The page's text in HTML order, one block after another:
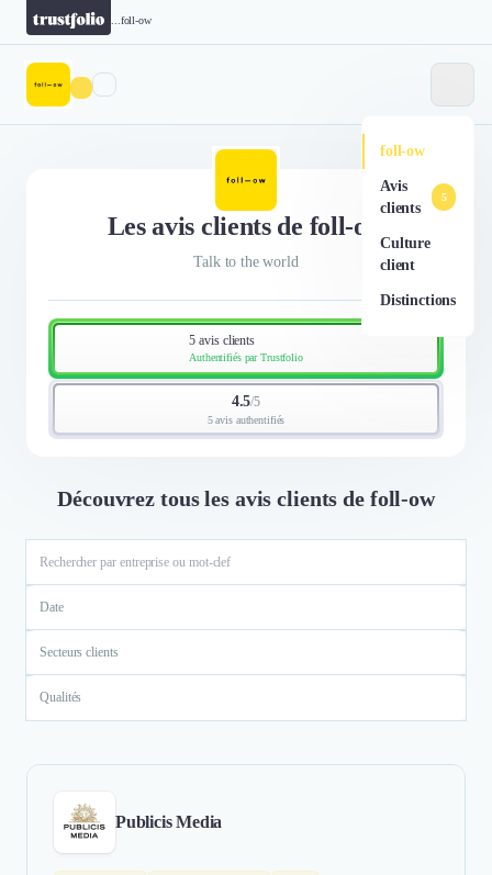
foll-ow
foll-ow
Avis
clients
5
Culture
client
Distinctions
Les avis clients de foll-ow
Talk to the world
5 avis clients
Authentifiés par Trustfolio
4.5/5
5 avis authentifiés
Découvrez tous les avis clients de foll-ow
Date
Secteurs clients
Qualités
Publicis Media